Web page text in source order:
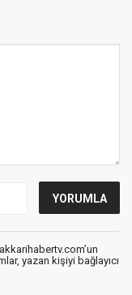
yazan kişiyi bağlayıcı